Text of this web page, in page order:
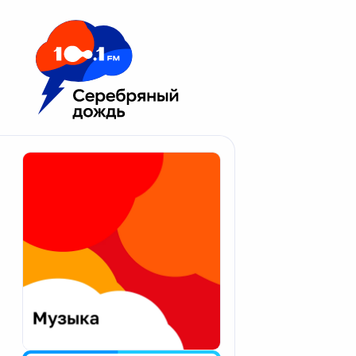
Москва 100.1 FM
Апатиты
Екатеринбург
Калининград
Калуга